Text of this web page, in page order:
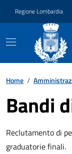
Regione Lombardia
Home /
Bandi
Reclutamento di
graduatorie finali.